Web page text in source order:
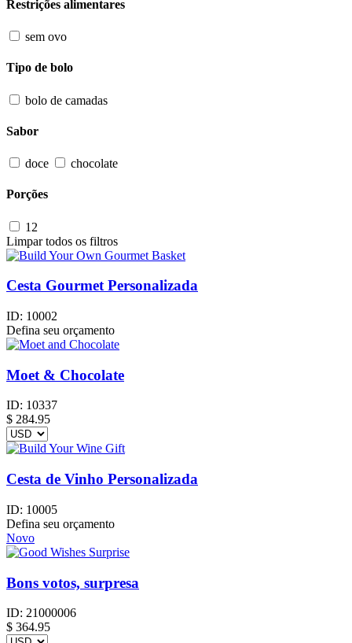
Restrições alimentares
sem ovo
Tipo de bolo
bolo de camadas
Sabor
doce chocolate
Porções
12
Limpar todos os filtros
Cesta Gourmet Personalizada
ID: 10002
Defina seu orçamento
Moet & Chocolate
ID: 10337
$ 284.95
Cesta de Vinho Personalizada
ID: 10005
Defina seu orçamento
Novo
Bons votos, surpresa
ID: 21000006
$ 364.95